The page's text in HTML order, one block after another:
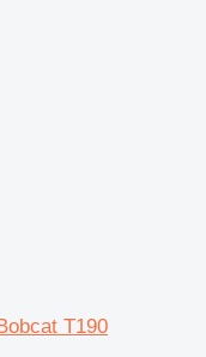
T190